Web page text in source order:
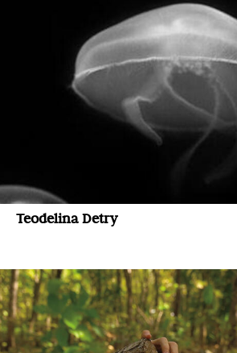
Teodelina Detry